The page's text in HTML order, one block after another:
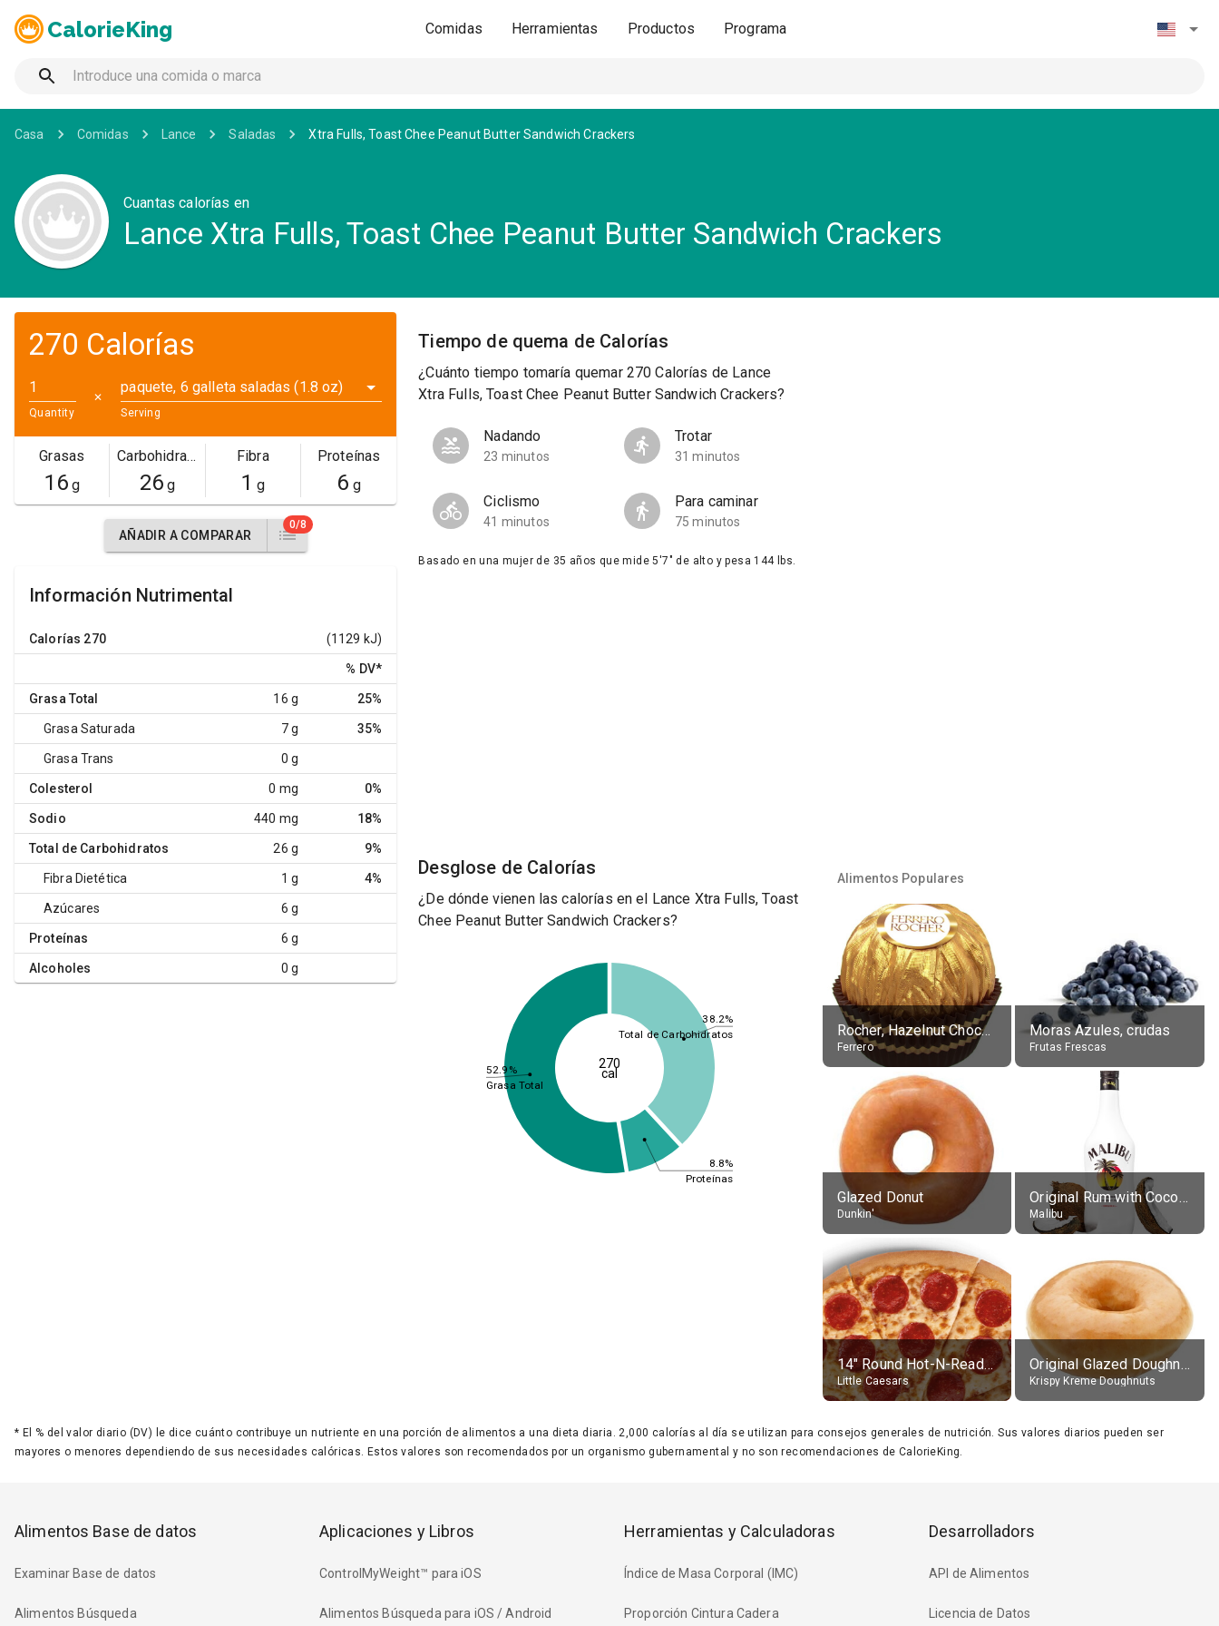
CalorieKing Comidas Herramientas Productos Programa
Casa Comidas Lance Saladas Xtra Fulls, Toast Chee Peanut Butter Sandwich Crackers
Cuantas calorías en
Lance Xtra Fulls, Toast Chee Peanut Butter Sandwich Crackers
270 Calorías
Quantity
✕
paquete, 6 galleta saladas (1.8 oz)
Serving
Grasas
16g
Carbohidratos
26g
Fibra
1 g
Proteínas
6 g
AÑADIR A COMPARAR
0/8
Información Nutrimental
Calorías 270 (1129 kJ)
% DV*
Grasa Total 16 g 25%
Grasa Saturada 7 g 35%
Grasa Trans 0 g
Colesterol 0 mg 0%
Sodio 440 mg 18%
Total de Carbohidratos 26 g 9%
Fibra Dietética 1 g 4%
Azúcares 6 g
Proteínas 6 g
Alcoholes 0 g
Tiempo de quema de Calorías
¿Cuánto tiempo tomaría quemar 270 Calorías de Lance
Xtra Fulls, Toast Chee Peanut Butter Sandwich Crackers?
Nadando
23 minutos
Trotar
31 minutos
Ciclismo
41 minutos
Para caminar
75 minutos
Basado en una mujer de 35 años que mide 5'7" de alto y pesa 144 lbs.
Desglose de Calorías
¿De dónde vienen las calorías en el Lance Xtra Fulls, Toast
Chee Peanut Butter Sandwich Crackers?
38.2%
8.8%
52.9%
Total de Carbohidratos
Proteínas
Grasa Total
270
cal
Alimentos Populares
Rocher, Hazelnut Chocolate Ball
Ferrero
Moras Azules, crudas
Frutas Frescas
Glazed Donut
Dunkin'
Original Rum with Coconut Flavour (21% alc.)
Malibu
14" Round Hot-N-Ready Pepperoni Pizza
Little Caesars
Original Glazed Doughnut
Krispy Kreme Doughnuts
* El % del valor diario (DV) le dice cuánto contribuye un nutriente en una porción de alimentos a una dieta diaria. 2,000 calorías al día se utilizan para consejos generales de nutrición. Sus valores diarios pueden ser
mayores o menores dependiendo de sus necesidades calóricas. Estos valores son recomendados por un organismo gubernamental y no son recomendaciones de CalorieKing.
Alimentos Base de datos
Examinar Base de datos
Alimentos Búsqueda
Aplicaciones y Libros
ControlMyWeight™ para iOS
Alimentos Búsqueda para iOS / Android
Herramientas y Calculadoras
Índice de Masa Corporal (IMC)
Proporción Cintura Cadera
Desarrolladors
API de Alimentos
Licencia de Datos